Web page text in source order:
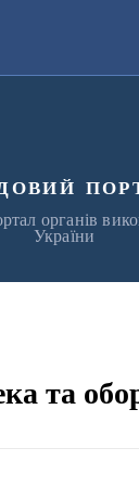
органів
України
та